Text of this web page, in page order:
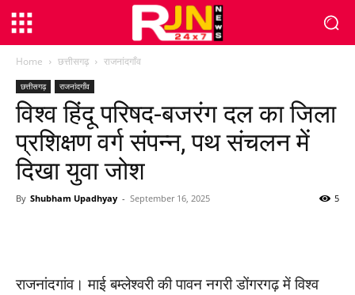
Home छत्तीसगढ़ राजनांदगाँव
छत्तीसगढ़ राजनांदगाँव
विश्व हिंदू परिषद-बजरंग दल का जिला
प्रशिक्षण वर्ग संपन्न, पथ संचलन में
दिखा युवा जोश
By Shubham Upadhyay - September 16, 2025 5
राजनांदगांव। माई बम्लेश्वरी की पावन नगरी डोंगरगढ़ में विश्व